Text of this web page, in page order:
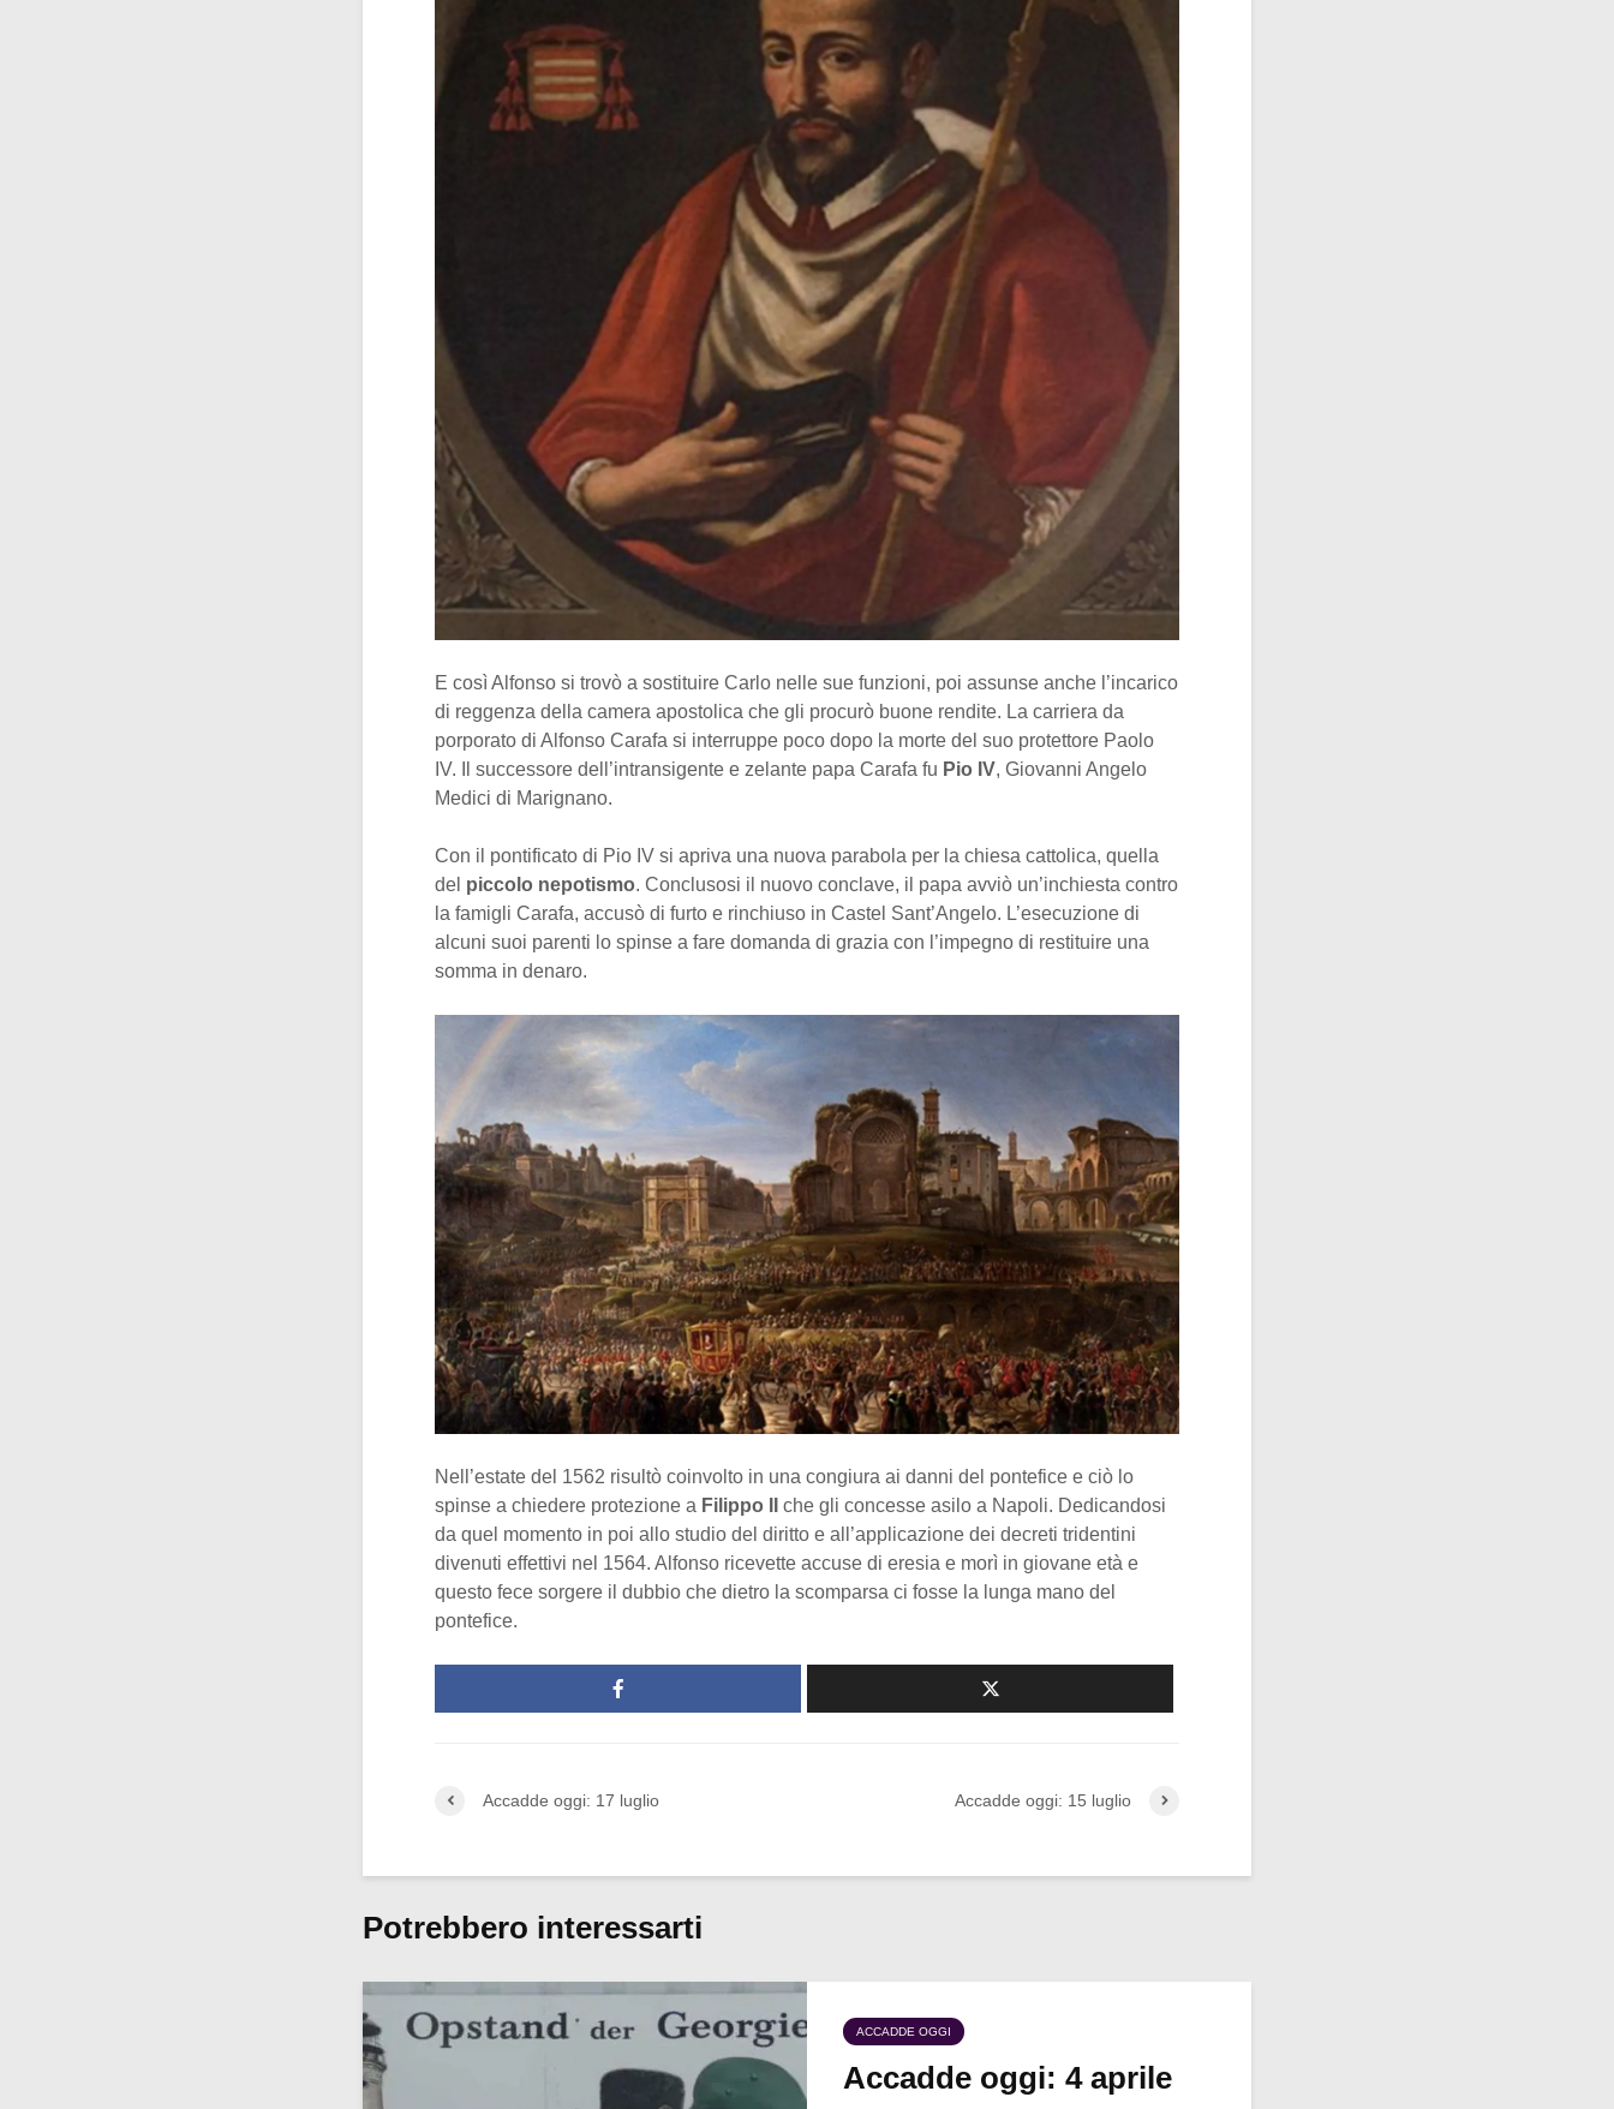
E così Alfonso si trovò a sostituire Carlo nelle sue funzioni, poi assunse anche l’incarico
di reggenza della camera apostolica che gli procurò buone rendite. La carriera da
porporato di Alfonso Carafa si interruppe poco dopo la morte del suo protettore Paolo
IV. Il successore dell’intransigente e zelante papa Carafa fu Pio IV, Giovanni Angelo
Medici di Marignano.
Con il pontificato di Pio IV si apriva una nuova parabola per la chiesa cattolica, quella
del piccolo nepotismo. Conclusosi il nuovo conclave, il papa avviò un’inchiesta contro
la famigli Carafa, accusò di furto e rinchiuso in Castel Sant’Angelo. L’esecuzione di
alcuni suoi parenti lo spinse a fare domanda di grazia con l’impegno di restituire una
somma in denaro.
Nell’estate del 1562 risultò coinvolto in una congiura ai danni del pontefice e ciò lo
spinse a chiedere protezione a Filippo
che gli concesse asilo a Napoli. Dedicandosi
da quel momento in poi allo studio del diritto e all’applicazione dei decreti tridentini
divenuti effettivi nel 1564. Alfonso ricevette accuse di eresia e morì in giovane età e
questo fece sorgere il dubbio che dietro la scomparsa ci fosse la lunga mano del
pontefice.
Accadde oggi: 17 luglio Accadde oggi: 15 luglio
Potrebbero interessarti
ACCADDE OGGI
Accadde oggi: 4 aprile